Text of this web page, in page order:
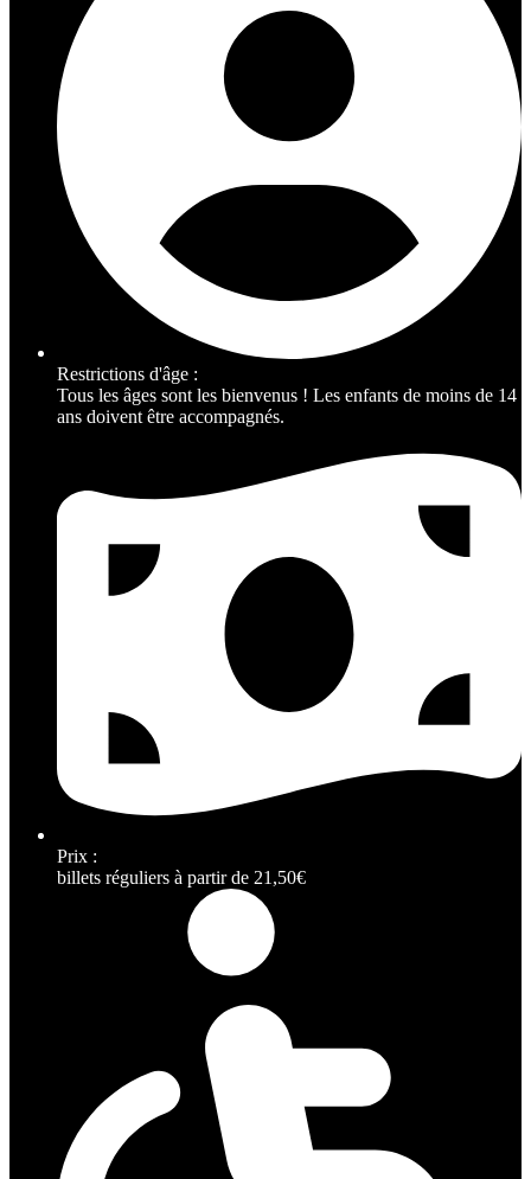
Restrictions d'âge :
Tous les âges sont les bienvenus ! Les enfants de moins de 14
ans doivent être accompagnés.
Prix :
billets réguliers à partir de 21,50€